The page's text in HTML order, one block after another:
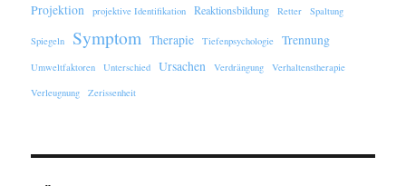
Projektion
projektive Identifikation Reaktionsbildung Retter Spaltung
Spiegeln Symptom Therapie Tiefenpsychologie Trennung
Umweltfaktoren Unterschied Ursachen Verdrängung
Verhaltenstherapie
Verleugnung
Zerissenheit